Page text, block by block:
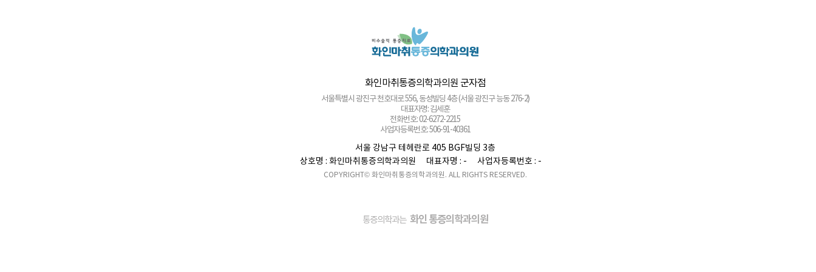
서울 종로구 새문안로 82 에스타워 지하 1층 (서울 종로구 신문로1가 116)
대표자명: 권정은
화인마취통증의학과의원 군자점
서울특별시 광진구 천호대로 556, 동성빌딩 4층 (서울 광진구 능동 276-2)
대표자명: 김세훈
전화번호: 02-6272-2215
사업자등록번호: 506-91-40361
화인마취통증의학과의원 마포점
서울 마포구 마포대로 52 고려아카데미텔2 3층 (서울 마포구 도화동 36)
대표자명: 김달용
전화번호: 02-6246-8275
서울 강북구 도봉로 40 대경빌딩 7층 (서울 강북구 미아동 35-20)
대표자명: 정승민
서울 강남구 테헤란로 405 BGF빌딩 3층
상호명 : 화인마취통증의학과의원
대표자명 : - 사업자등록번호 : -
COPYRIGHT© 화인마취통증의학과의원. ALL RIGHTS RESERVED.
통증의학과는 화인 통증의학과의원